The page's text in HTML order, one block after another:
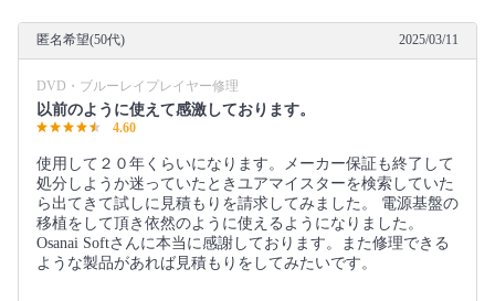
匿名希望(50代) 2025/03/11
DVD・ブルーレイプレイヤー修理
以前のように使えて感激しております。
4.60
使用して２０年くらいになります。メーカー保証も終了して
処分しようか迷っていたときユアマイスターを検索していた
ら出てきて試しに見積もりを請求してみました。 電源基盤の
移植をして頂き依然のように使えるようになりました。
Osanai Softさんに本当に感謝しております。また修理できる
ような製品があれば見積もりをしてみたいです。